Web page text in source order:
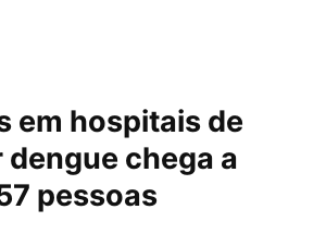
em hospitais de
chega a
pessoas